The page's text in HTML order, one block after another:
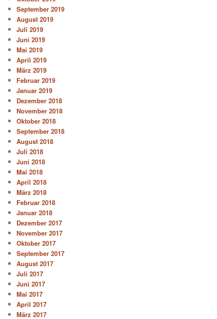
September 2019
August 2019
Juli 2019
Juni 2019
Mai 2019
April 2019
März 2019
Februar 2019
Januar 2019
Dezember 2018
November 2018
Oktober 2018
September 2018
August 2018
Juli 2018
Juni 2018
Mai 2018
April 2018
März 2018
Februar 2018
Januar 2018
Dezember 2017
November 2017
Oktober 2017
September 2017
August 2017
Juli 2017
Juni 2017
Mai 2017
April 2017
März 2017